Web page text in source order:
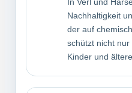
Nachhaltigkeit
der auf
schützt nicht
Kinder und